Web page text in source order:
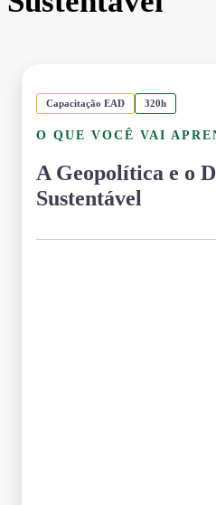
Capacitação EAD 320h
O QUE VOCÊ VAI
A Geopolítica e o
Sustentável